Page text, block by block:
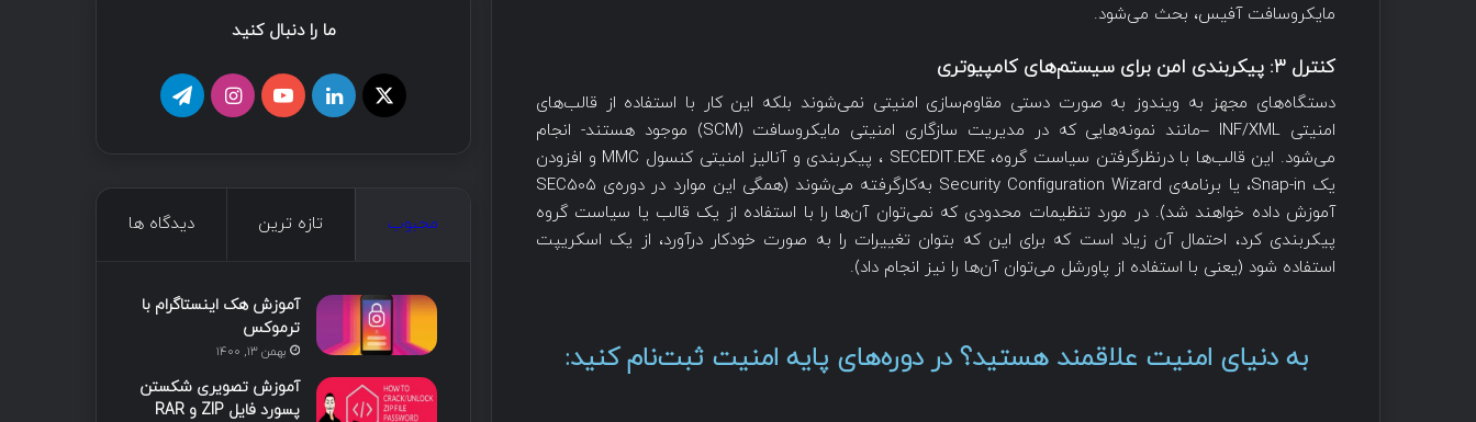
مایکروسافت آفیس، بحث می‌شود.
کنترل ۳: پیکربندی امن برای سیستم‌های کامپیوتری
دستگاه‌های مجهز به ویندوز به صورت دستی مقاوم‌سازی امنیتی نمی‌شوند بلکه این کار با استفاده از قالب‌های
امنیتی INF/XML –مانند نمونه‌هایی که در مدیریت سازگاری امنیتی مایکروسافت (SCM) موجود هستند- انجام
می‌شود. این قالب‌ها با درنظرگرفتن سیاست گروه، SECEDIT.EXE ، پیکربندی و آنالیز امنیتی کنسول MMC و افزودن
یک Snap-in، یا برنامه‌ی Security Configuration Wizard به‌کارگرفته می‌شوند (همگی این موارد در دوره‌ی SEC505
آموزش داده خواهند شد). در مورد تنظیمات محدودی که نمی‌توان آن‌ها را با استفاده از یک قالب یا سیاست گروه
پیکربندی کرد، احتمال آن زیاد است که برای این که بتوان تغییرات را به صورت خودکار درآورد، از یک اسکریپت
استفاده شود (یعنی با استفاده از پاورشل می‌توان آن‌ها را نیز انجام داد).
به دنیای امنیت علاقمند هستید؟ در دوره‌های پایه امنیت ثبت‌نام کنید:
ما را دنبال کنید
محبوب تازه ترین دیدگاه ها
آموزش هک اینستاگرام با
ترموکس
بهمن ۱۳, ۱۴۰۰
آموزش تصویری شکستن
پسورد فایل ZIP و RAR